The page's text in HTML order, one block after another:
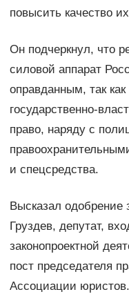
повысить качество
Он подчеркнул, что
силовой аппарат
оправданным, так
государственно-
право, наряду с
и спецсредства.
Высказал одобрение
Груздев, депутат,
законопроектной
пост председателя
Ассоциации юристов.